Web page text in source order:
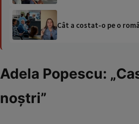
Cât a costat-o pe o
Adela Popescu:
noștri”